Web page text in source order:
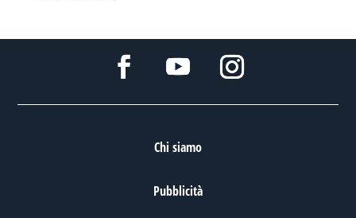
Chi siamo
Pubblicità